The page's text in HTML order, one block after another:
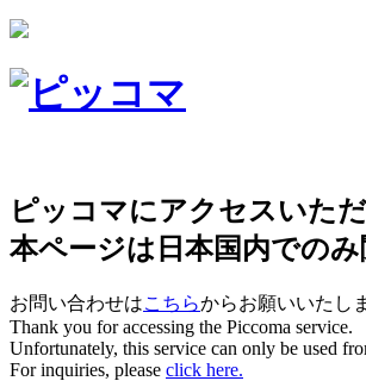
ピッコマにアクセスいた
本ページは日本国内でのみ
お問い合わせはこちらからお願いいたし
Thank you for accessing the Piccoma service.
Unfortunately, this service can only be used
For inquiries, please click here.